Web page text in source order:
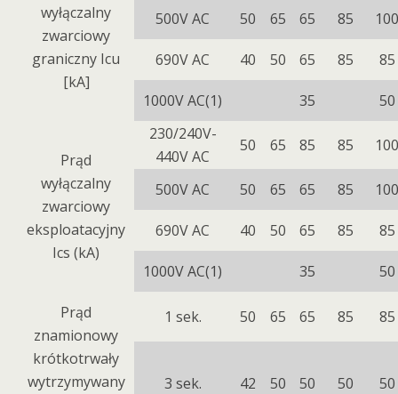
wyłączalny
zwarciowy
graniczny Icu
[kA]
500V AC 50 65 65 85 100
690V AC 40 50 65 85 85
1000V AC(1) 35 50
Prąd
wyłączalny
zwarciowy
eksploatacyjny
Ics (kA)
230/240V-
440V AC
50 65 85 85 100
500V AC 50 65 65 85 100
690V AC 40 50 65 85 85
1000V AC(1) 35 50
Prąd
znamionowy
krótkotrwały
wytrzymywany
1 sek. 50 65 65 85 85
3 sek. 42 50 50 50 50